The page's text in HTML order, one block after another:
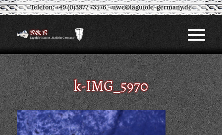
Telefon: +49 (0)3877 73576-uwe@laguiole-germany.de
k-IMG_5970